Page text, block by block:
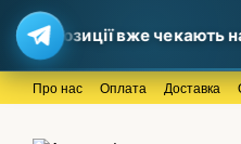
вже чекають на
Перейти до основного
Про нас Оплата Доставка